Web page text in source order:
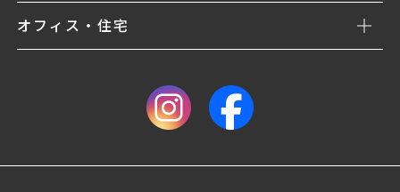
オフィス・住宅